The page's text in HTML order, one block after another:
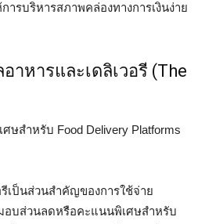
รบริหารสภาพคล่องทางการเงินง่าย
าหารและเดลิเวอรี (The
ษสำหรับ Food Delivery Platforms
รีเป็นส่วนสำคัญของการใช้จ่าย
บส่วนลดหรือคะแนนพิเศษสำหรับ